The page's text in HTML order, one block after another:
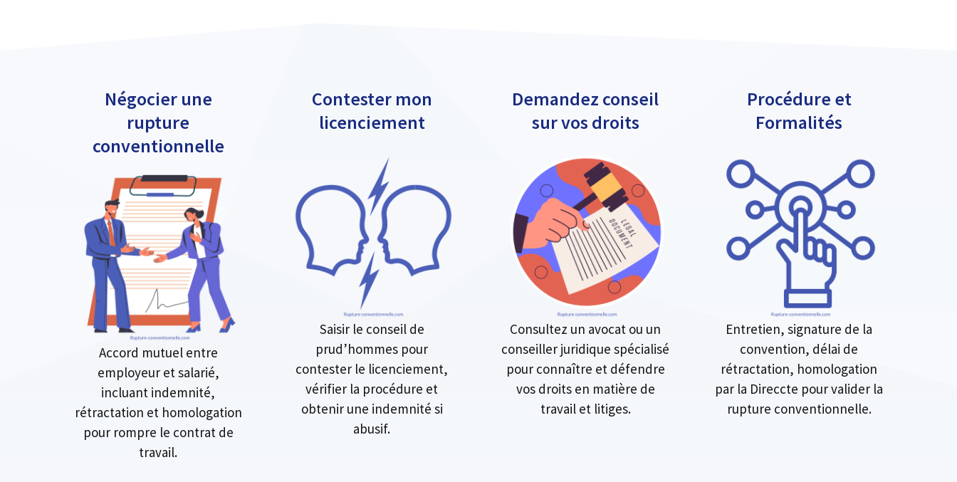
Négocier une
rupture
conventionnelle
Accord mutuel entre
employeur et salarié,
incluant indemnité,
rétractation et homologation
pour rompre le contrat de
travail.
Contester mon
licenciement
Saisir le conseil de
prud’hommes pour
contester le licenciement,
vérifier la procédure et
obtenir une indemnité si
abusif.
Demandez conseil
sur vos droits
Consultez un avocat ou un
conseiller juridique spécialisé
pour connaître et défendre
vos droits en matière de
travail et litiges.
Procédure et
Formalités
Entretien, signature de la
convention, délai de
rétractation, homologation
par la Direccte pour valider la
rupture conventionnelle.